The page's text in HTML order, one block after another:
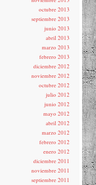
octubre 2013
septiembre 2013
junio 2013
abril 2013
marzo 2013
febrero 2013
diciembre 2012
noviembre 2012
octubre 2012
julio 2012
junio 2012
mayo 2012
abril 2012
marzo 2012
febrero 2012
enero 2012
diciembre 2011
noviembre 2011
septiembre 2011